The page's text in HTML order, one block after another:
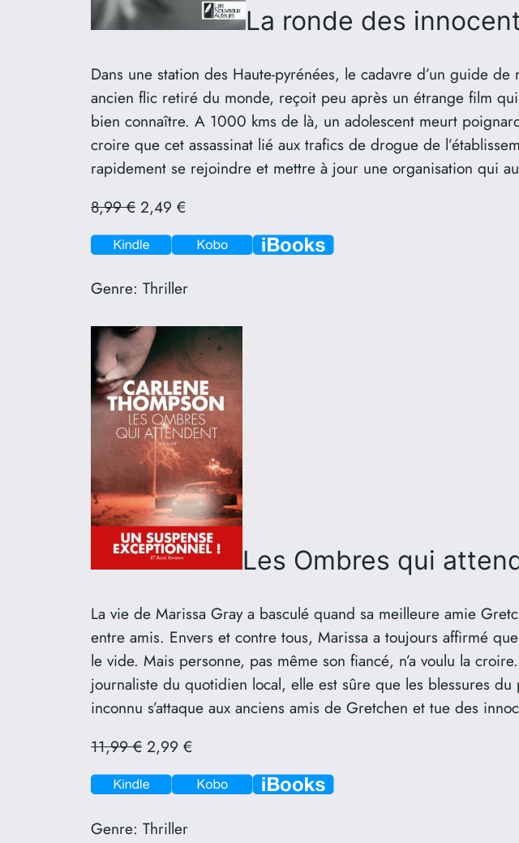
La ronde des
Dans une station des Haute-pyrénées, le cadavre d’un guide
ancien flic retiré du monde, reçoit peu après un étrange film
bien connaître. A 1000 kms de là, un adolescent meurt
croire que cet assassinat lié aux trafics de drogue de
rapidement se rejoindre et mettre à jour une organisation qui
8,99 € 2,49 €
Genre: Thriller
Les Ombres qui
La vie de Marissa Gray a basculé quand sa meilleure amie
entre amis. Envers et contre tous, Marissa a toujours affirmé
le vide. Mais personne, pas même son fiancé, n’a voulu la
journaliste du quotidien local, elle est sûre que les blessures
inconnu s’attaque aux anciens amis de Gretchen et tue des
11,99 € 2,99 €
Genre: Thriller